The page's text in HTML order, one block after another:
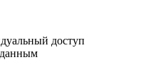
доступ